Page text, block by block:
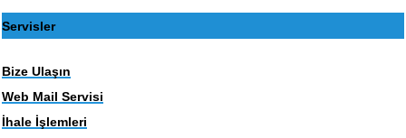
Servisler
Bize Ulaşın
Web Mail Servisi
İhale İşlemleri